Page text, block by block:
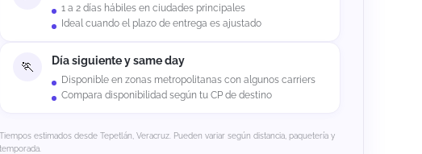
1 a 2 días hábiles en ciudades principales
Ideal cuando el plazo de entrega es ajustado
Día siguiente y same day
Disponible en zonas metropolitanas con algunos carriers
Compara disponibilidad según tu CP de destino
Tiempos estimados desde Tepetlán, Veracruz. Pueden variar según distancia, paquetería y
temporada.